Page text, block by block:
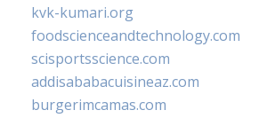
kvk-kumari.org
foodscienceandtechnology.com
scisportsscience.com
addisababacuisineaz.com
burgerimcamas.com